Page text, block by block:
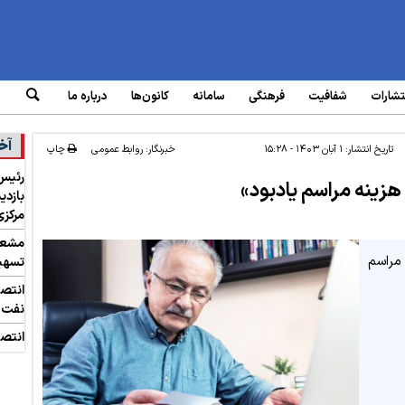
شفافیت فرهنگی سامانه‌ کانون‌ها درباره ما
تاریخ انتشار: ۱ آبان ۱۴۰۳ - ۱۵:۲۸ خبرنگار: روابط عمومی چاپ
مراسم یادبود»
نفت